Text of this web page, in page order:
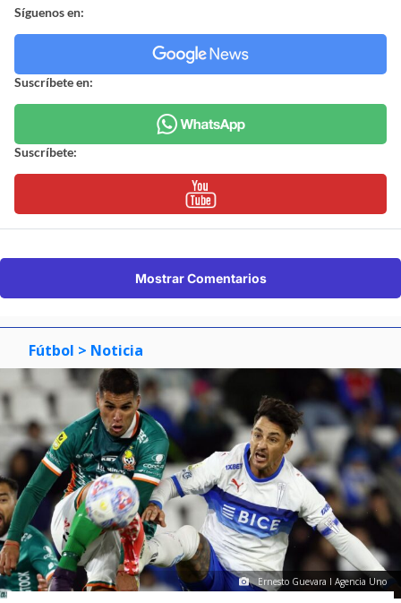
Síguenos en:
Suscríbete en:
Suscríbete:
Mostrar Comentarios
Fútbol > Noticia
Ernesto Guevara I Agencia Uno